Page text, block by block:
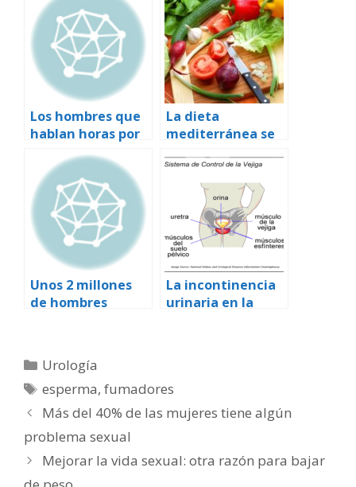
Los hombres que
hablan horas por
el móvil pueden
ver deteriorada la
calidad de su
esperma, según
un estudio
La dieta
mediterránea se
mejor movilidad
del esperma
Unos 2 millones
de hombres
que sólo el 15%
acude al médico
La incontinencia
urinaria en la
Categorías
Urología
Etiquetas
esperma,fumadores
Más del 40% de las mujeres tiene algún
problema sexual
Mejorar la vida sexual: otra razón para bajar